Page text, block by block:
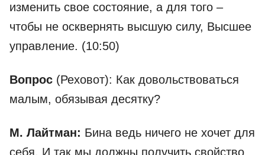
изменить свое состояние, а для того –
чтобы не осквернять высшую силу, Высшее
управление. (10:50)
Вопрос (Реховот): Как довольствоваться
малым, обязывая десятку?
М. Лайтман: Бина ведь ничего не хочет для
себя. И так мы должны получить свойство